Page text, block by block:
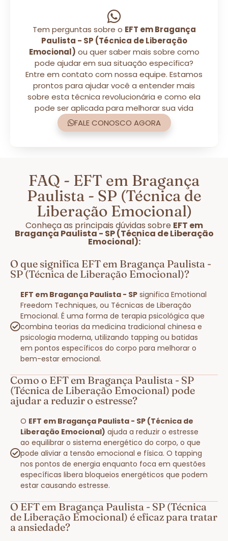
Tem perguntas sobre o EFT em Bragança
Paulista - SP (Técnica de Liberação
Emocional) ou quer saber mais sobre como
pode ajudar em sua situação específica?
Entre em contato com nossa equipe. Estamos
prontos para ajudar você a entender mais
sobre esta técnica revolucionária e como ela
pode ser aplicada para melhorar sua vida
FALE CONOSCO AGORA
FAQ - EFT em Bragança
Paulista - SP (Técnica de
Liberação Emocional)
Conheça as principais dúvidas sobre EFT em
Bragança Paulista - SP (Técnica de Liberação
Emocional):
O que significa EFT em Bragança Paulista -
SP (Técnica de Liberação Emocional)?
EFT em Bragança Paulista - SP significa Emotional
Freedom Techniques, ou Técnicas de Liberação
Emocional. É uma forma de terapia psicológica que
combina teorias da medicina tradicional chinesa e
psicologia moderna, utilizando tapping ou batidas
em pontos específicos do corpo para melhorar o
bem-estar emocional.
Como o EFT em Bragança Paulista - SP
(Técnica de Liberação Emocional) pode
ajudar a reduzir o estresse?
O EFT em Bragança Paulista - SP (Técnica de
Liberação Emocional) ajuda a reduzir o estresse
ao equilibrar o sistema energético do corpo, o que
pode aliviar a tensão emocional e física. O tapping
nos pontos de energia enquanto foca em questões
específicas libera bloqueios energéticos que podem
estar causando estresse.
O EFT em Bragança Paulista - SP (Técnica
de Liberação Emocional) é eficaz para tratar
a ansiedade?